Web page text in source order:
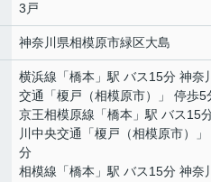
3戸
神奈川県相模原市緑区大島
横浜線 「橋本 」駅 バス15分 神奈
交通「榎戸（相模原市）」 停歩5
京王相模原線 「橋本 」駅 バス15
川中央交通「榎戸（相模原市）
分
相模線 「橋本 」駅 バス15分 神奈